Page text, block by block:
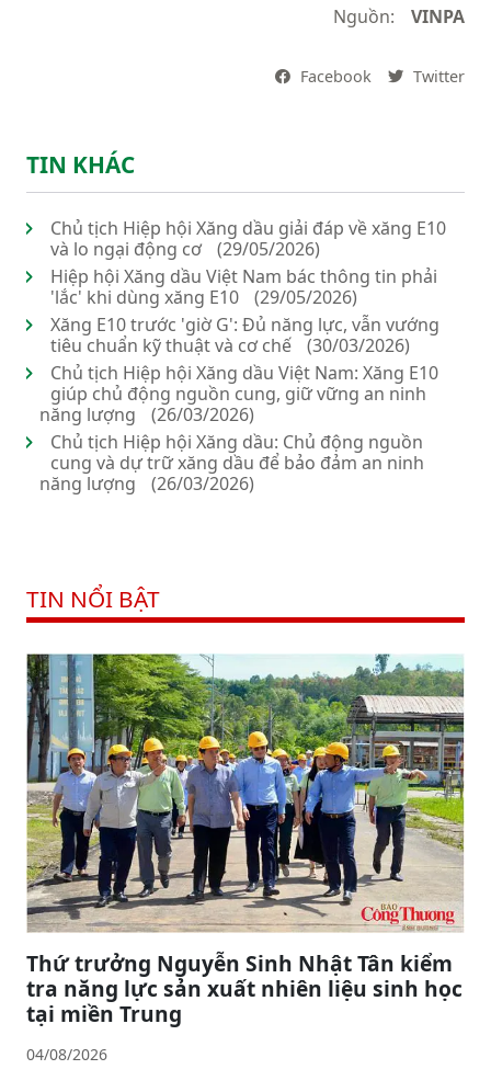
Nguồn: VINPA
Facebook Twitter
TIN KHÁC
Chủ tịch Hiệp hội Xăng dầu giải đáp về xăng E10
và lo ngại động cơ
(29/05/2026)
Hiệp hội Xăng dầu Việt Nam bác thông tin phải
'lắc' khi dùng xăng E10
(29/05/2026)
Xăng E10 trước 'giờ G': Đủ năng lực, vẫn vướng
tiêu chuẩn kỹ thuật và cơ chế
(30/03/2026)
Chủ tịch Hiệp hội Xăng dầu Việt Nam: Xăng E10
giúp chủ động nguồn cung, giữ vững an ninh
năng lượng
(26/03/2026)
Chủ tịch Hiệp hội Xăng dầu: Chủ động nguồn
cung và dự trữ xăng dầu để bảo đảm an ninh
năng lượng
(26/03/2026)
TIN NỔI BẬT
Thứ trưởng Nguyễn Sinh Nhật Tân kiểm
tra năng lực sản xuất nhiên liệu sinh học
tại miền Trung
04/08/2026